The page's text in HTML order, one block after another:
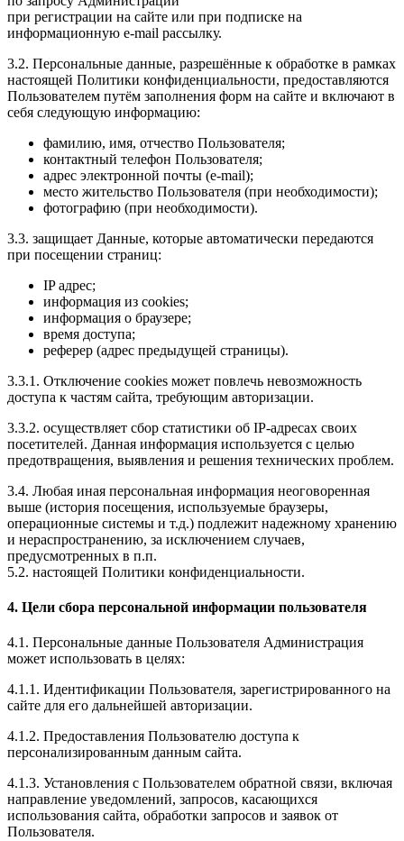
при регистрации на сайте или при подписке на
информационную e-mail рассылку.
3.2. Персональные данные, разрешённые к обработке в рамках
настоящей Политики конфиденциальности, предоставляются
Пользователем путём заполнения форм на сайте и включают в
себя следующую информацию:
фамилию, имя, отчество Пользователя;
контактный телефон Пользователя;
адрес электронной почты (e-mail);
место жительство Пользователя (при необходимости);
фотографию (при необходимости).
3.3. защищает Данные, которые автоматически передаются
при посещении страниц:
IP адрес;
информация из cookies;
информация о браузере;
время доступа;
реферер (адрес предыдущей страницы).
3.3.1. Отключение cookies может повлечь невозможность
доступа к частям сайта, требующим авторизации.
3.3.2. осуществляет сбор статистики об IP-адресах своих
посетителей. Данная информация используется с целью
предотвращения, выявления и решения технических проблем.
3.4. Любая иная персональная информация неоговоренная
выше (история посещения, используемые браузеры,
операционные системы и т.д.) подлежит надежному хранению
и нераспространению, за исключением случаев,
предусмотренных в п.п.
5.2. настоящей Политики конфиденциальности.
4. Цели сбора персональной информации пользователя
4.1. Персональные данные Пользователя Администрация
может использовать в целях:
4.1.1. Идентификации Пользователя, зарегистрированного на
сайте для его дальнейшей авторизации.
4.1.2. Предоставления Пользователю доступа к
персонализированным данным сайта.
4.1.3. Установления с Пользователем обратной связи, включая
направление уведомлений, запросов, касающихся
использования сайта, обработки запросов и заявок от
Пользователя.